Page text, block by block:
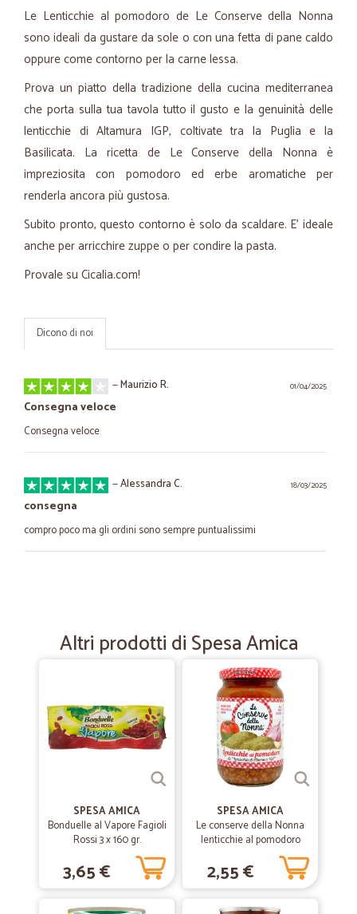
Le Lenticchie al pomodoro de Le Conserve della Nonna
sono ideali da gustare da sole o con una fetta di pane caldo
oppure come contorno per la carne lessa.
Prova un piatto della tradizione della cucina mediterranea
che porta sulla tua tavola tutto il gusto e la genuinità delle
lenticchie di Altamura IGP, coltivate tra la Puglia e la
Basilicata. La ricetta de Le Conserve della Nonna è
impreziosita con pomodoro ed erbe aromatiche per
renderla ancora più gustosa.
Subito pronto, questo contorno è solo da scaldare. E' ideale
anche per arricchire zuppe o per condire la pasta.
Provale su Cicalia.com!
Dicono di noi
01/04/2025
—Maurizio R.
Consegna veloce
Consegna veloce
18/03/2025
—Alessandra C.
consegna
compro poco ma gli ordini sono sempre puntualissimi
Prodotti freschi vasta scelta e buoni…
Prodotti freschi vasta scelta e buoni prezzi, imballo dei pacchi buoni
abbastanza accurati, merce arrivata fresca. Il corriere....., già che dire
sentirsi lamentare perché erano troppi colli era davvero ... Non saprei
se ridere o storcere il naso, grazie ancora che ti facciano lavorare
dato che acquistiamo e tu corriere hai un lavoro grazie a noi
prossimo non sia così scontroso.se non ti piace il tuo lavoro
,cambialo., vedremo al prossimo acquisto con più colli ....
28/06/2021
Helen D.
Soddisfatto della competenza
Altri prodotti di Spesa Amica
SPESA AMICA
Bonduelle al Vapore Fagioli
Rossi 3 x 160 gr.
3,65 €
SPESA AMICA
Le conserve della Nonna
lenticchie al pomodoro
2,55 €